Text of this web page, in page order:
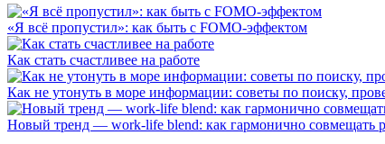
«Я всё пропустил»: как быть с FOMO-эффектом
Как стать счастливее на работе
Как не утонуть в море информации: советы по поиску,
Новый тренд — work-life blend: как гармонично совмещать